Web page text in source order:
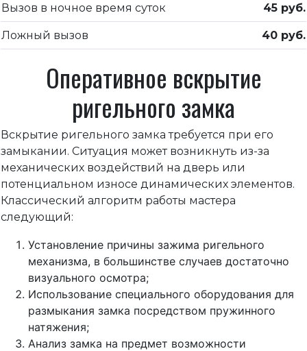
Вызов в ночное время суток 45 руб.
Ложный вызов 40 руб.
Оперативное вскрытие
ригельного замка
Вскрытие ригельного замка требуется при его
замыкании. Ситуация может возникнуть из-за
механических воздействий на дверь или
потенциальном износе динамических элементов.
Классический алгоритм работы мастера
следующий:
Установление причины зажима ригельного
механизма, в большинстве случаев достаточно
визуального осмотра;
Использование специального оборудования для
размыкания замка посредством пружинного
натяжения;
Анализ замка на предмет возможности